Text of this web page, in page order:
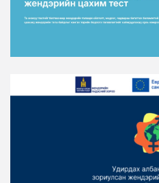
ЖЕНДЭРИЙН ЭРХ
АЖИЛЛАГААГ
ТӨЛӨӨЛӨЛ ЗАМ
ЖЕНДЭРИЙН
ТӨЛӨӨЛӨЛ